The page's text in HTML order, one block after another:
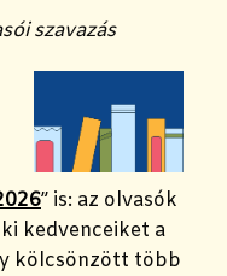
szavazás
” is: az olvasók
kedvenceiket a
kölcsönzött több